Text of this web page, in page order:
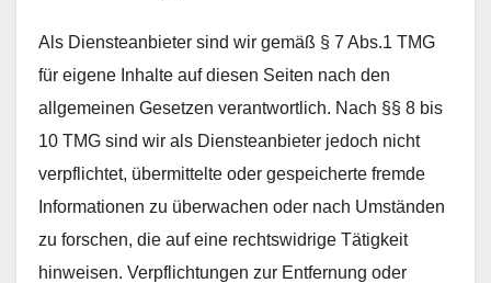
Als Diensteanbieter sind wir gemäß § 7 Abs.1 TMG
für eigene Inhalte auf diesen Seiten nach den
allgemeinen Gesetzen verantwortlich. Nach §§ 8 bis
10 TMG sind wir als Diensteanbieter jedoch nicht
verpflichtet, übermittelte oder gespeicherte fremde
Informationen zu überwachen oder nach Umständen
zu forschen, die auf eine rechtswidrige Tätigkeit
hinweisen. Verpflichtungen zur Entfernung oder